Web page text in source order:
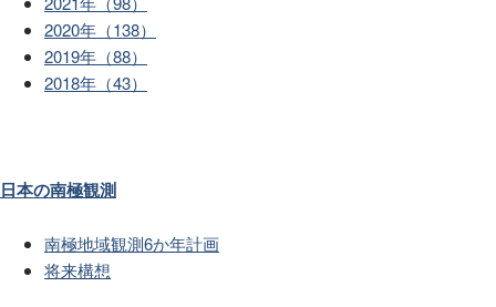
2020年（138）
2019年（88）
2018年（43）
日本の南極観測
南極地域観測6か年計画
将来構想